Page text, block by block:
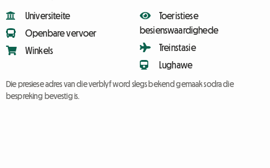
Universiteite
Openbare vervoer
Winkels
Toeristiese
besienswaardighede
Treinstasie
Lughawe
Die presiese adres van die verblyf word slegs bekend gemaak sodra die
bespreking bevestig is.